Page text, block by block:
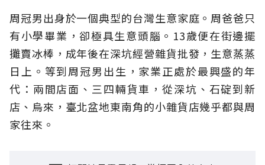
周冠男出身於一個典型的台灣生意家庭。周爸爸只
有小學畢業，卻極具生意頭腦。13歲便在街邊擺
攤賣冰棒，成年後在深坑經營雜貨批發，生意蒸蒸
日上。等到周冠男出生，家業正處於最興盛的年
代：兩間店面、三四輛貨車，從深坑、石碇到新
店、烏來，臺北盆地東南角的小雜貨店幾乎都與周
家往來。